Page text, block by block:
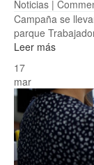
Noticias |
Campaña se
parque
Leer más
17
mar